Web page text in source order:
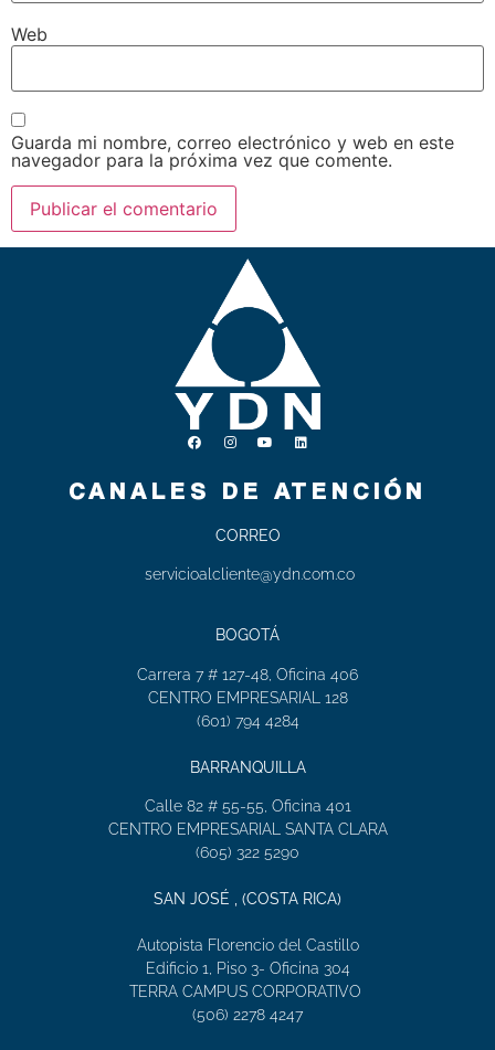
Web
Guarda mi nombre, correo electrónico y web en este
navegador para la próxima vez que comente.
CANALES DE ATENCIÓN
CORREO
servicioalcliente@ydn.com.co
BOGOTÁ
Carrera 7 # 127-48, Oficina 406
CENTRO EMPRESARIAL 128
(601) 794 4284
BARRANQUILLA
Calle 82 # 55-55, Oficina 401
CENTRO EMPRESARIAL SANTA CLARA
(605) 322 5290
SAN JOSÉ , (COSTA RICA)
Autopista Florencio del Castillo
Edificio 1, Piso 3- Oficina 304
TERRA CAMPUS CORPORATIVO
(506) 2278 4247